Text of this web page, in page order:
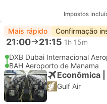
Impostos
Mais rápido Confirmação
21:00 21:15 1h 15m
DXB Dubai Internacional
BAH Aeroporto de Manama
Econômica |
Gulf Air